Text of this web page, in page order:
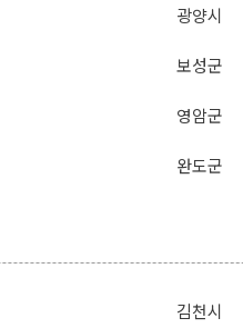
광양시
보성군
영암군
완도군
김천시